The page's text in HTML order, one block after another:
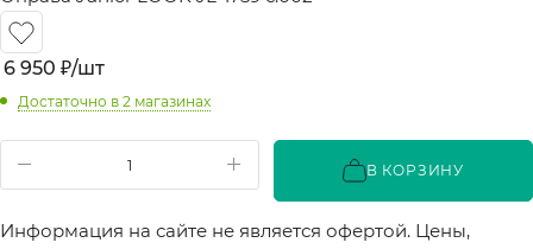
6 950 ₽/шт
Достаточно в 2 магазинах
В КОРЗИНУ
Информация на сайте не является офертой. Цены,